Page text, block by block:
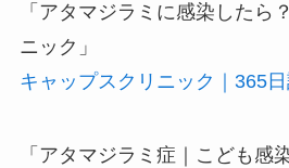
「アタマジラミに感染したら
ニック」
キャップスクリニック｜365
「アタマジラミ症｜こども感